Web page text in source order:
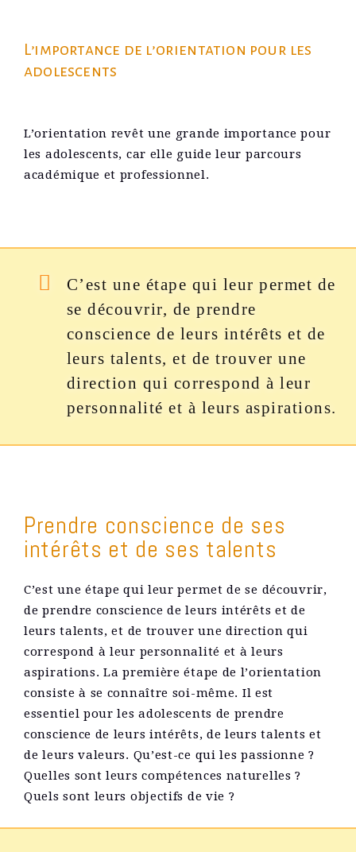
L’importance de l’orientation pour les
adolescents
L’orientation revêt une grande importance pour
les adolescents, car elle guide leur parcours
académique et professionnel.
C’est une étape qui leur permet de
se découvrir, de prendre
conscience de leurs intérêts et de
leurs talents, et de trouver une
direction qui correspond à leur
personnalité et à leurs aspirations.
Prendre conscience de ses
intérêts et de ses talents
C’est une étape qui leur permet de se découvrir,
de prendre conscience de leurs intérêts et de
leurs talents, et de trouver une direction qui
correspond à leur personnalité et à leurs
aspirations. La première étape de l’orientation
consiste à se connaître soi-même. Il est
essentiel pour les adolescents de prendre
conscience de leurs intérêts, de leurs talents et
de leurs valeurs. Qu’est-ce qui les passionne ?
Quelles sont leurs compétences naturelles ?
Quels sont leurs objectifs de vie ?